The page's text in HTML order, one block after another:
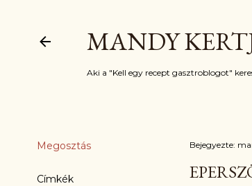
MANDY
Aki a "Kell egy recept gasztroblogot"
Megosztás
Címkék
Bejegyezte: